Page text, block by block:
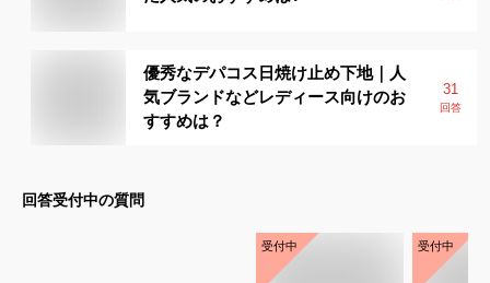
優秀なデパコス日焼け止め下地｜人
気ブランドなどレディース向けのお
すすめは？
31
回答
回答受付中の質問
受付中 受付中